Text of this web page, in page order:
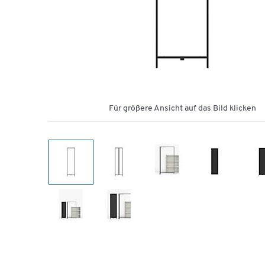
Für größere Ansicht auf das Bild klicken